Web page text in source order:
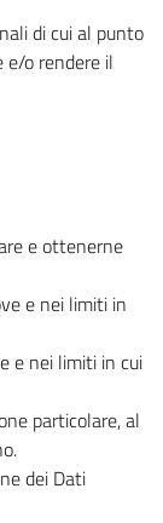
di cui al punto
e/o rendere il
e ottenerne
e nei limiti in
e nei limiti in cui
particolare, al
dei Dati